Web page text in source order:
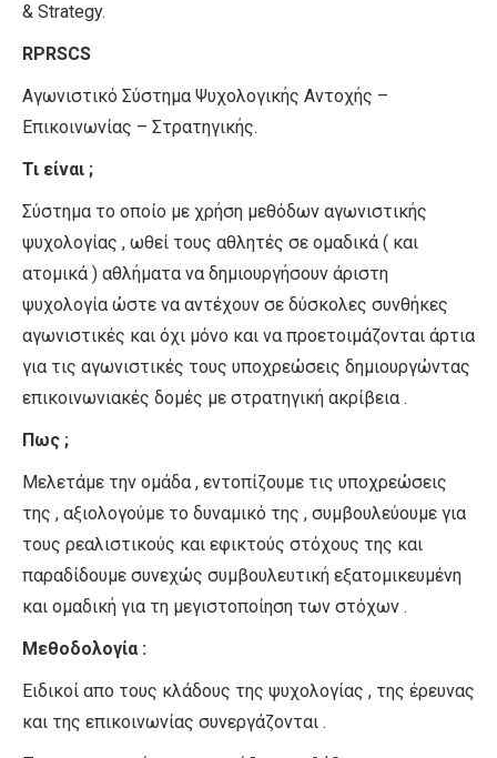
& Strategy.
RPRSCS
Αγωνιστικό Σύστημα Ψυχολογικής Αντοχής –
Επικοινωνίας – Στρατηγικής.
Τι είναι ;
Σύστημα το οποίο με χρήση μεθόδων αγωνιστικής
ψυχολογίας , ωθεί τους αθλητές σε ομαδικά ( και
ατομικά ) αθλήματα να δημιουργήσουν άριστη
ψυχολογία ώστε να αντέχουν σε δύσκολες συνθήκες
αγωνιστικές και όχι μόνο και να προετοιμάζονται άρτια
για τις αγωνιστικές τους υποχρεώσεις δημιουργώντας
επικοινωνιακές δομές με στρατηγική ακρίβεια .
Πως ;
Μελετάμε την ομάδα , εντοπίζουμε τις υποχρεώσεις
της , αξιολογούμε το δυναμικό της , συμβουλεύουμε για
τους ρεαλιστικούς και εφικτούς στόχους της και
παραδίδουμε συνεχώς συμβουλευτική εξατομικευμένη
και ομαδική για τη μεγιστοποίηση των στόχων .
Μεθοδολογία :
Ειδικοί απο τους κλάδους της ψυχολογίας , της έρευνας
και της επικοινωνίας συνεργάζονται .